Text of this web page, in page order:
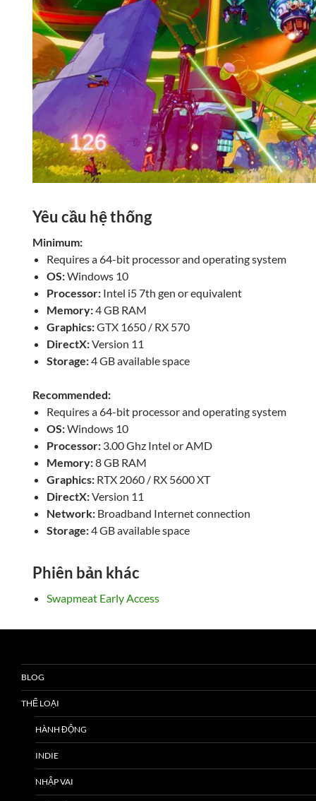
Yêu cầu hệ thống
Minimum:
Requires a 64-bit processor and operating system
OS:Windows 10
Processor: Intel i5 7th gen or equivalent
Memory:4 GB RAM
Graphics:GTX 1650 / RX 570
DirectX:Version 11
Storage:4 GB available space
Recommended:
Requires a 64-bit processor and operating system
OS:Windows 10
Processor: 3.00 Ghz Intel or AMD
Memory:8 GB RAM
Graphics: RTX 2060 / RX 5600 XT
DirectX:Version 11
Network: Broadband Internet connection
Storage:4 GB available space
Phiên bản khác
Swapmeat Early Access
BLOG
THỂ LOẠI
HÀNH ĐỘNG
INDIE
NHẬP VAI